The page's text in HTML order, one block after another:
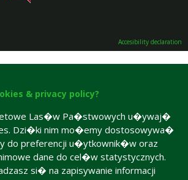
Accesibility declaration
& privacy policy?
Las�w Pa�stwowych u�ywaj�
Dzi�ki nim mo�emy dostosowywa�
do preferencji u�ytkownik�w oraz
dane do cel�w statystycznych.
si� na zapisywanie informacji